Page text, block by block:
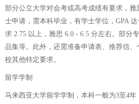
部分公立大学对会考或高考成绩有要求，雅
士申请，需本科毕业，有学士学位，GPA
求 2.75 以上，雅思 6.0 - 6.5 分左右。部分
品集等。此外，还需准备申请表、推荐信
校其他特定要求。
留学学制
马来西亚大学留学学制，本科一般为3至4